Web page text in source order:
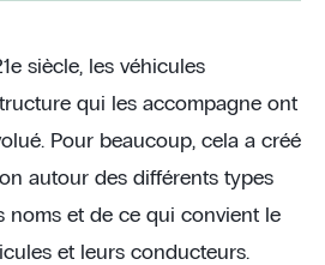
siècle, les véhicules
qui les accompagne ont
Pour beaucoup, cela a créé
autour des différents types
noms et de ce qui convient le
et leurs conducteurs.